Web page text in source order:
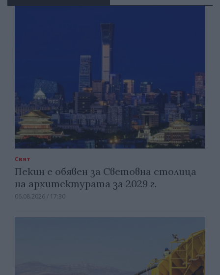
Свят
Пекин е обявен за Световна столица
на архитектурата за 2029 г.
06.08.2026 / 17:30